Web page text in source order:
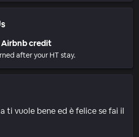
Airbnb credit
after your HT stay.
ti vuole bene ed è felice se fai il